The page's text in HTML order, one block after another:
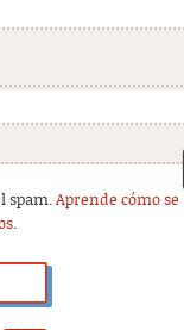
spam.Aprende cómo se
.